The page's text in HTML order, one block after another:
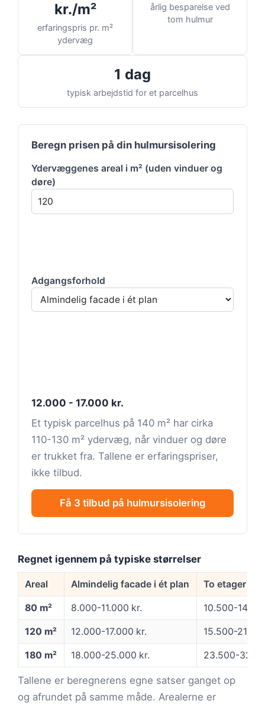
kr./m²
erfaringspris pr. m²
ydervæg
årlig besparelse ved
tom hulmur
1 dag
typisk arbejdstid for et parcelhus
Beregn prisen på din hulmursisolering
Ydervæggenes areal i m² (uden vinduer og
døre)
Adgangsforhold
12.000 - 17.000 kr.
Et typisk parcelhus på 140 m² har cirka
110-130 m² ydervæg, når vinduer og døre
er trukket fra. Tallene er erfaringspriser,
ikke tilbud.
Få 3 tilbud på hulmursisolering
Regnet igennem på typiske størrelser
Areal Almindelig facade i ét plan To etager
80 m² 8.000-11.000 kr. 10.500-
120 m² 12.000-17.000 kr. 15.500-
180 m² 18.000-25.000 kr. 23.500-
Tallene er beregnerens egne satser ganget op
og afrundet på samme måde. Arealerne er